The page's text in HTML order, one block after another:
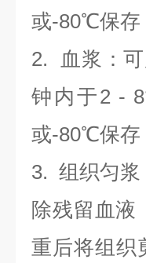
或-80℃保存
2.
血浆 ：
钟内于2 -
或-80℃保存
3.组织匀浆
除残留血液
重后将组织